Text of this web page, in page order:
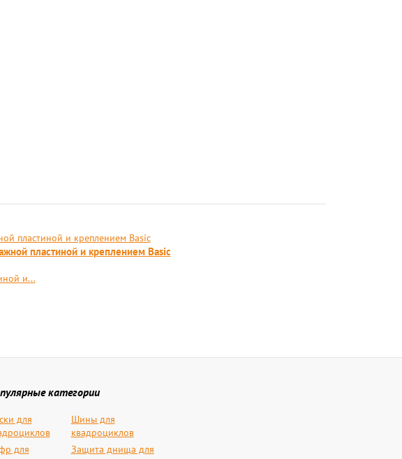
пластиной и креплением Basic
и...
категории
для
Шины для
квадроциклов
для
Защита днища для